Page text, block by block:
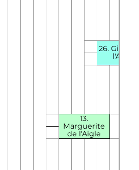
26. Gilbert
l'Aigle
13.
Marguerite
de l'Aigle